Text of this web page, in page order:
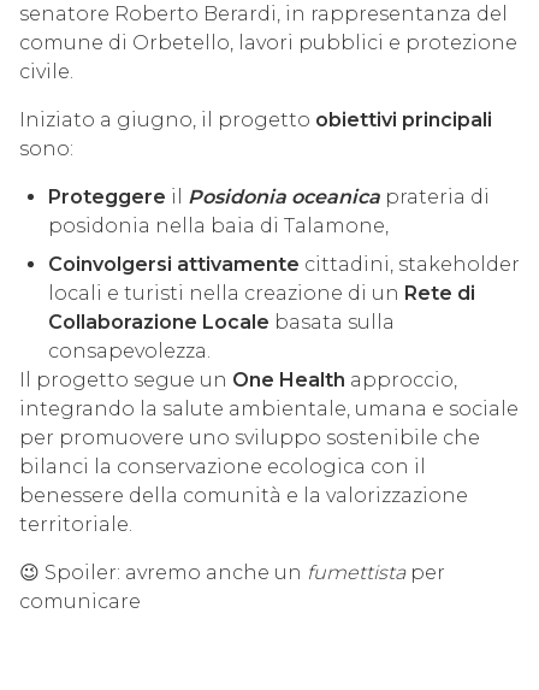
senatore Roberto Berardi, in rappresentanza del
comune di Orbetello, lavori pubblici e protezione
civile.
Iniziato a giugno, il progetto obiettivi principali
sono:
Proteggere il Posidonia oceanica prateria di
posidonia nella baia di Talamone,
Coinvolgersi attivamente cittadini, stakeholder
locali e turisti nella creazione di un Rete di
Collaborazione Locale basata sulla
consapevolezza.
Il progetto segue un One Health approccio,
integrando la salute ambientale, umana e sociale
per promuovere uno sviluppo sostenibile che
bilanci la conservazione ecologica con il
benessere della comunità e la valorizzazione
territoriale.
😉 Spoiler: avremo anche un fumettistaper
comunicare